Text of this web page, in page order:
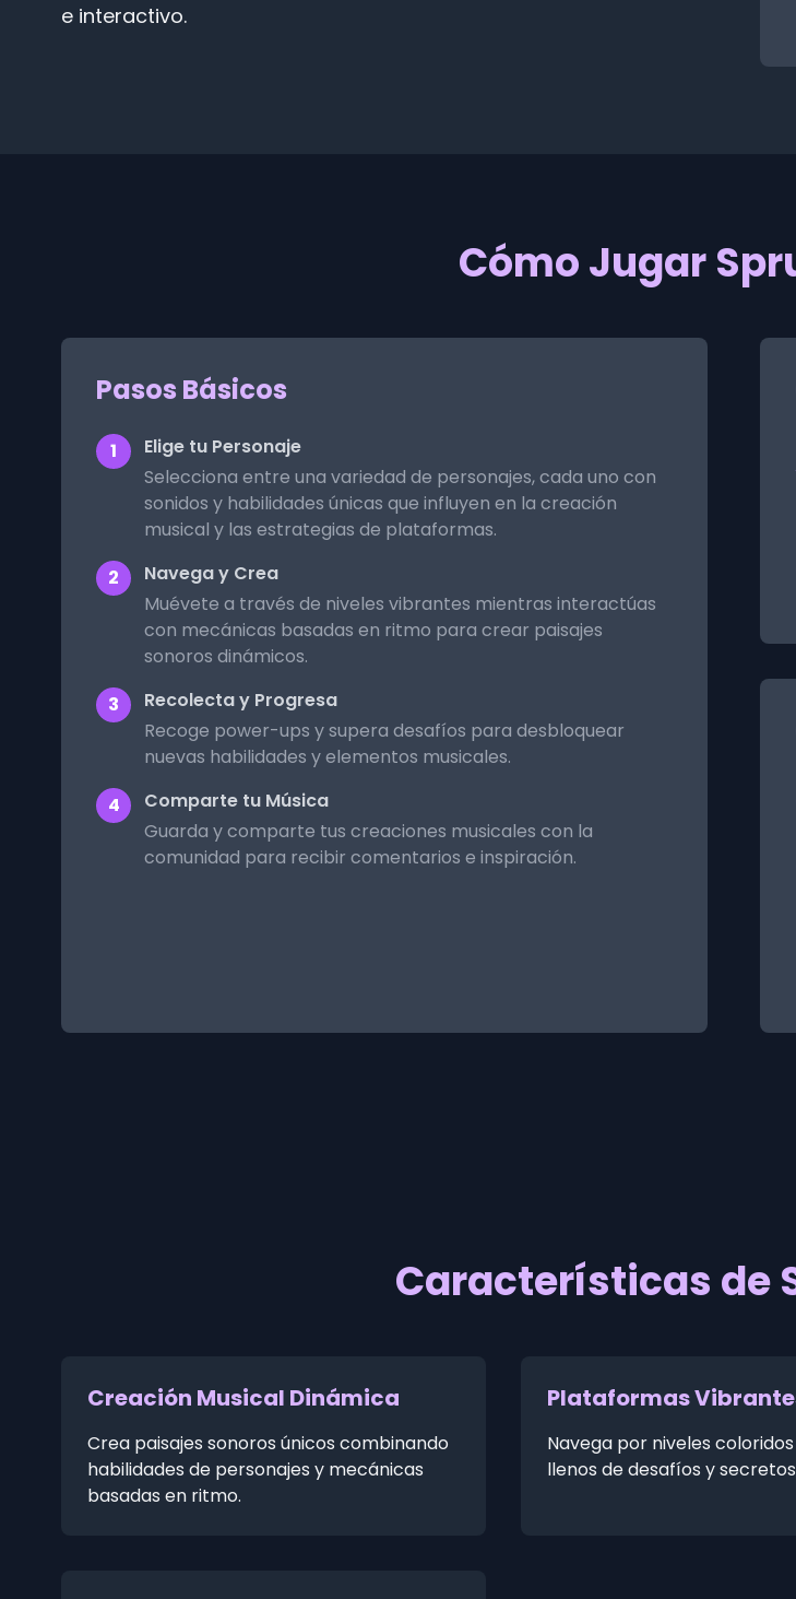
e interactivo.
Cómo Jugar
Pasos Básicos
1
Elige tu Personaje
Selecciona entre una variedad de personajes, cada uno con
sonidos y habilidades únicas que influyen en la creación
musical y las estrategias de plataformas.
2
Navega y Crea
Muévete a través de niveles vibrantes mientras interactúas
con mecánicas basadas en ritmo para crear paisajes
sonoros dinámicos.
3
Recolecta y Progresa
Recoge power-ups y supera desafíos para desbloquear
nuevas habilidades y elementos musicales.
4
Comparte tu Música
Guarda y comparte tus creaciones musicales con la
comunidad para recibir comentarios e inspiración.
Características de
Creación Musical Dinámica
Crea paisajes sonoros únicos combinando
habilidades de personajes y mecánicas
basadas en ritmo.
Plataformas
Navega por niveles
llenos de desafíos y